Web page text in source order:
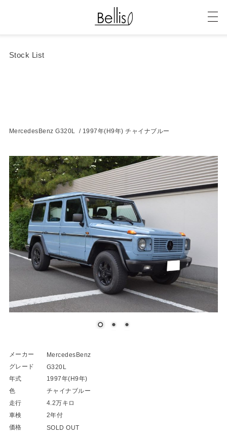
Stock List
MercedesBenz G320L / 1997年(H9年) チャイナブルー
メーカー
MercedesBenz
グレード
G320L
年式
1997年(H9年)
色
チャイナブルー
走行
4.2万キロ
車検
2年付
価格
SOLD OUT